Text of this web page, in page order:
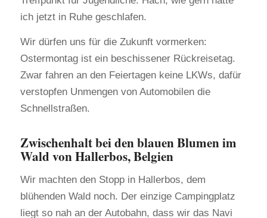
ich jetzt in Ruhe geschlafen.
Wir dürfen uns für die Zukunft vormerken:
Ostermontag ist ein beschissener Rückreisetag.
Zwar fahren an den Feiertagen keine LKWs, dafür
verstopfen Unmengen von Automobilen die
Schnellstraßen.
Zwischenhalt bei den blauen Blumen im
Wald von Hallerbos, Belgien
Wir machten den Stopp in Hallerbos, dem
blühenden Wald noch. Der einzige Campingplatz
liegt so nah an der Autobahn, dass wir das Navi